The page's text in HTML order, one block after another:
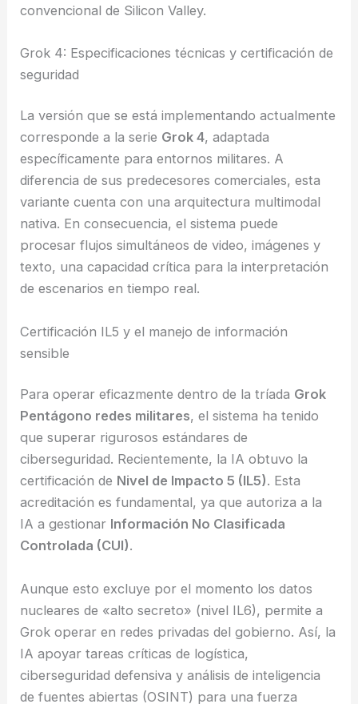
convencional de Silicon Valley.
Grok 4: Especificaciones técnicas y certificación de
seguridad
La versión que se está implementando actualmente
corresponde a la serie Grok 4, adaptada
específicamente para entornos militares. A
diferencia de sus predecesores comerciales, esta
variante cuenta con una arquitectura multimodal
nativa. En consecuencia, el sistema puede
procesar flujos simultáneos de video, imágenes y
texto, una capacidad crítica para la interpretación
de escenarios en tiempo real.
Certificación IL5 y el manejo de información
sensible
Para operar eficazmente dentro de la tríada Grok
Pentágono redes militares, el sistema ha tenido
que superar rigurosos estándares de
ciberseguridad. Recientemente, la IA obtuvo la
certificación de Nivel de Impacto 5 (IL5). Esta
acreditación es fundamental, ya que autoriza a la
IA a gestionar Información No Clasificada
Controlada (CUI).
Aunque esto excluye por el momento los datos
nucleares de «alto secreto» (nivel IL6), permite a
Grok operar en redes privadas del gobierno. Así, la
IA apoyar tareas críticas de logística,
ciberseguridad defensiva y análisis de inteligencia
de fuentes abiertas (OSINT) para una fuerza